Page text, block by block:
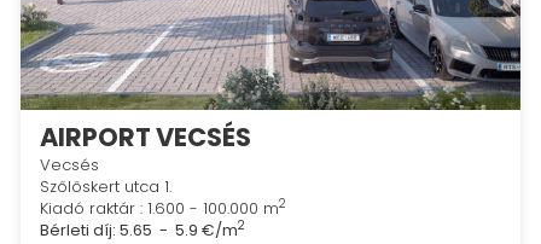
AIRPORT VECSÉS
Vecsés
Szőlőskert utca 1.
Kiadó raktár : 1.600 - 100.000 m2
Bérleti díj: 5.65 - 5.9 €/m2